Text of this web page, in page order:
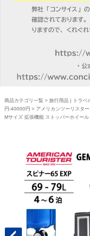
商品カテゴリ一覧 > 旅行用品 | トラベ
円-40000円 > アメリカンツーリスタ
Mサイズ 拡張機能 ストッパーホイー